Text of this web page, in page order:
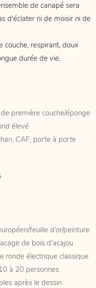
de canapé sera
d'éclater ni de moisir ni de
couche, respirant, doux
durée de vie.
première couche/éponge
élevé
CAF, porte à porte
feuille d’or/peinture
de bois d’acajou
ronde électrique classique
à 20 personnes
après le dessin